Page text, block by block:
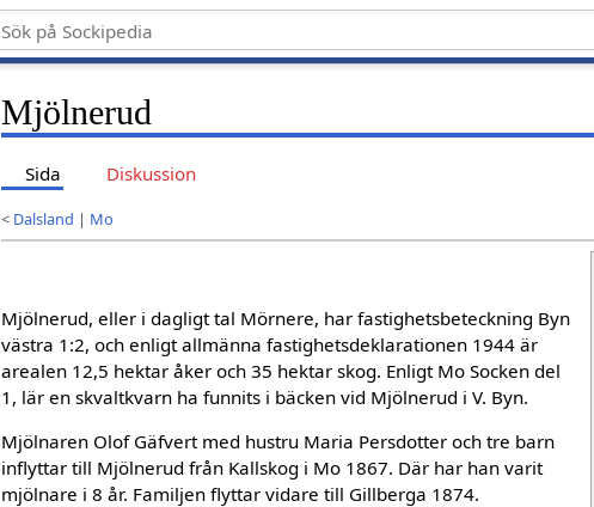
Mjölnerud
Sida Diskussion
< Dalsland | Mo
Mjölnerud, eller i dagligt tal Mörnere, har fastighetsbeteckning Byn
västra 1:2, och enligt allmänna fastighetsdeklarationen 1944 är
arealen 12,5 hektar åker och 35 hektar skog. Enligt Mo Socken del
1, lär en skvaltkvarn ha funnits i bäcken vid Mjölnerud i V. Byn.
Mjölnaren Olof Gäfvert med hustru Maria Persdotter och tre barn
inflyttar till Mjölnerud från Kallskog i Mo 1867. Där har han varit
mjölnare i 8 år. Familjen flyttar vidare till Gillberga 1874.